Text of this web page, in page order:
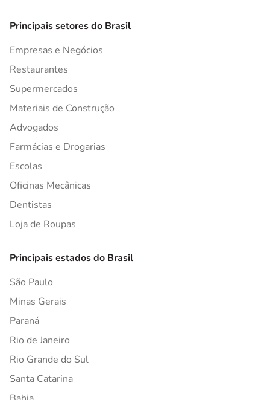
Principais setores do Brasil
Empresas e Negócios
Restaurantes
Supermercados
Materiais de Construção
Advogados
Farmácias e Drogarias
Escolas
Oficinas Mecânicas
Dentistas
Loja de Roupas
Principais estados do Brasil
São Paulo
Minas Gerais
Paraná
Rio de Janeiro
Rio Grande do Sul
Santa Catarina